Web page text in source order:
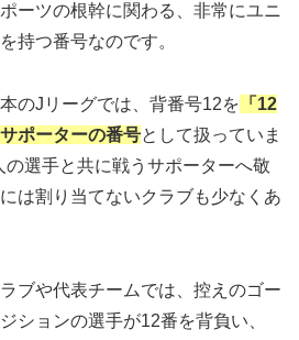
ーツの根幹に関わる、非常にユニ
持つ番号なのです。
のJリーグでは、背番号12を 「12
ポーターの番号として扱っていま
選手と共に戦うサポーターへ敬
は割り当てないクラブも少なくあ
ブや代表チームでは、控えのゴー
ションの選手が12番を背負い、